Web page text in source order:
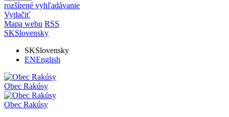
rozšírené vyhľadávanie
Vytlačiť
Mapa webu RSS
SKSlovensky
SKSlovensky
ENEnglish
Obec Rakúsy
Obec Rakúsy